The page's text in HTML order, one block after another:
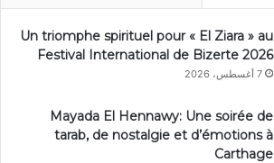
Un triomphe spirituel pour « El Ziara » au
Festival International de Bizerte 2026
7 أغسطس، 2026
Mayada El Hennawy: Une soirée de
tarab, de nostalgie et d’émotions à
Carthage